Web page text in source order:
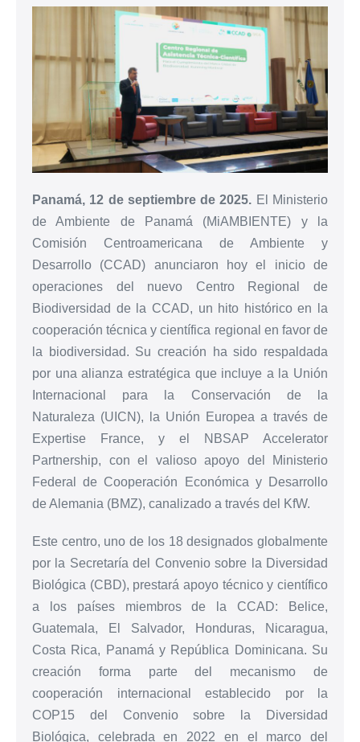
Panamá, 12 de septiembre de 2025. El Ministerio
de Ambiente de Panamá (MiAMBIENTE) y la
Comisión Centroamericana de Ambiente y
Desarrollo (CCAD) anunciaron hoy el inicio de
operaciones del nuevo Centro Regional de
Biodiversidad de la CCAD, un hito histórico en la
cooperación técnica y científica regional en favor de
la biodiversidad. Su creación ha sido respaldada
por una alianza estratégica que incluye a la Unión
Internacional para la Conservación de la
Naturaleza (UICN), la Unión Europea a través de
Expertise France, y el NBSAP Accelerator
Partnership, con el valioso apoyo del Ministerio
Federal de Cooperación Económica y Desarrollo
de Alemania (BMZ), canalizado a través del KfW.
Este centro, uno de los 18 designados globalmente
por la Secretaría del Convenio sobre la Diversidad
Biológica (CBD), prestará apoyo técnico y científico
a los países miembros de la CCAD: Belice,
Guatemala, El Salvador, Honduras, Nicaragua,
Costa Rica, Panamá y República Dominicana. Su
creación forma parte del mecanismo de
cooperación internacional establecido por la
COP15 del Convenio sobre la Diversidad
Biológica, celebrada en 2022 en el marco del